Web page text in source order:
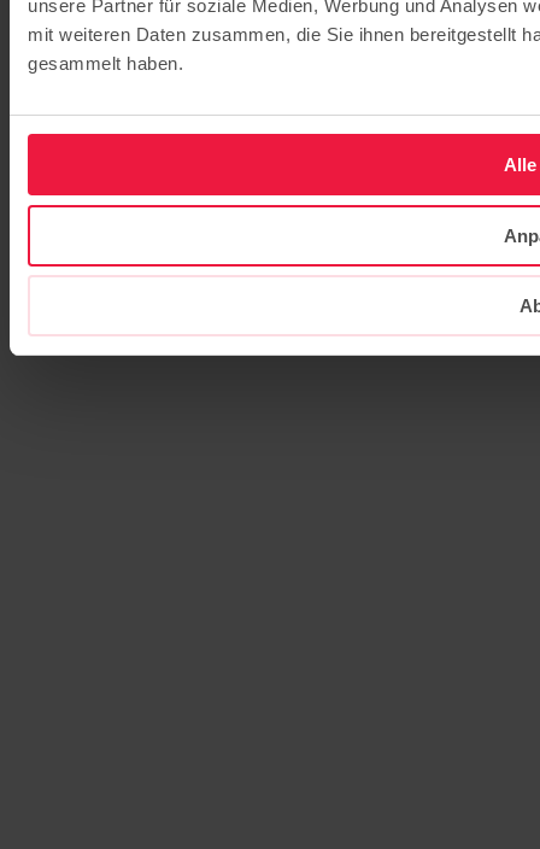
unsere Partner für soziale Medien, Werbung und Analysen
mit weiteren Daten zusammen, die Sie ihnen bereitgestellt
gesammelt haben.
Alle